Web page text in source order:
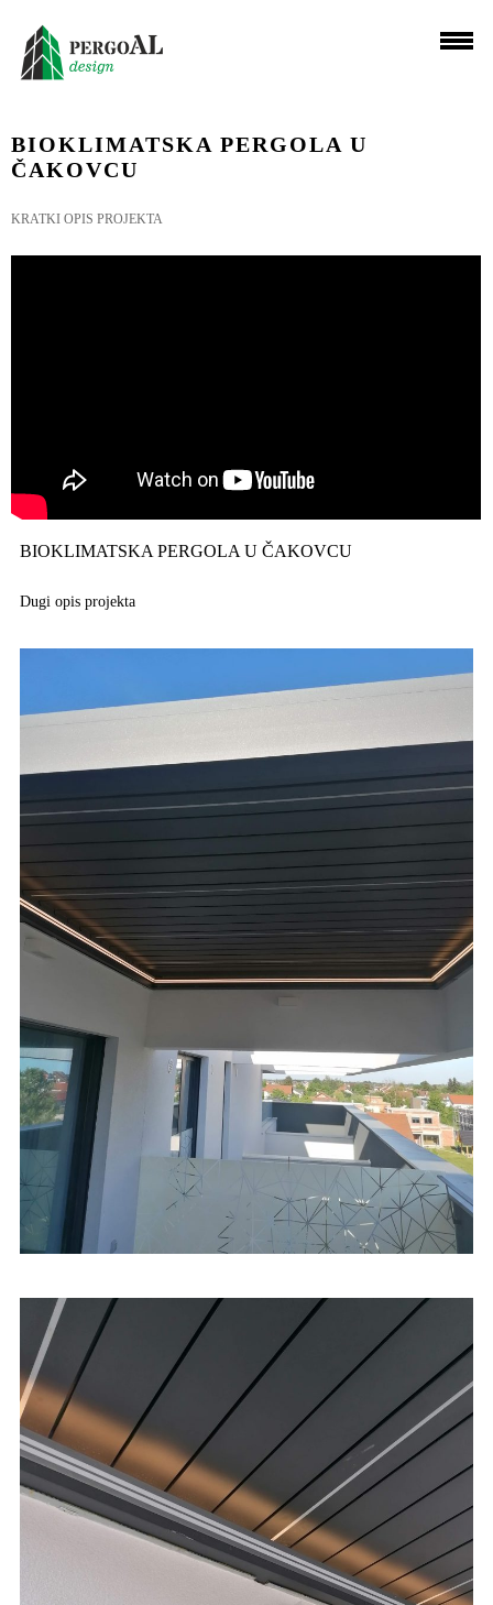
BIOKLIMATSKA PERGOLA U
ČAKOVCU
KRATKI OPIS PROJEKTA
BIOKLIMATSKA PERGOLA U ČAKOVCU
Dugi opis projekta